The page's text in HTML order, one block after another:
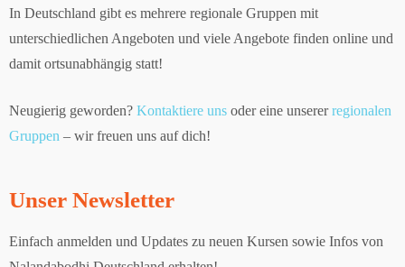
In Deutschland gibt es mehrere regionale Gruppen mit
unterschiedlichen Angeboten und viele Angebote finden online und
damit ortsunabhängig statt!
Neugierig geworden? Kontaktiere uns oder eine unsererregionalen
Gruppen – wir freuen uns auf dich!
Unser Newsletter
Einfach anmelden und Updates zu neuen Kursen sowie Infos von